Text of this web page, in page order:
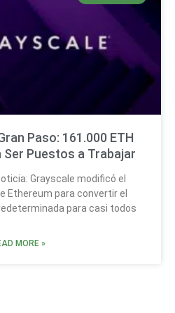
Paso: 161.000 ETH
Puestos a Trabajar
Grayscale modificó el
Ethereum para convertir el
para casi todos
MORE »